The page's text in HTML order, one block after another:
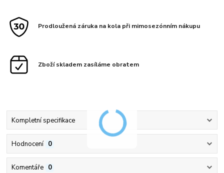
Prodloužená záruka na kola při mimosezónním nákupu
Zboží skladem zasíláme obratem
Kompletní specifikace
Hodnocení 0
Komentáře 0